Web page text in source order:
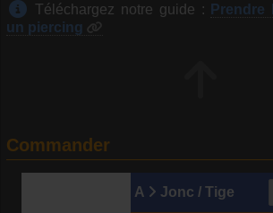
Téléchargez notre guide :
un piercing
Commander
A Jonc / Tige